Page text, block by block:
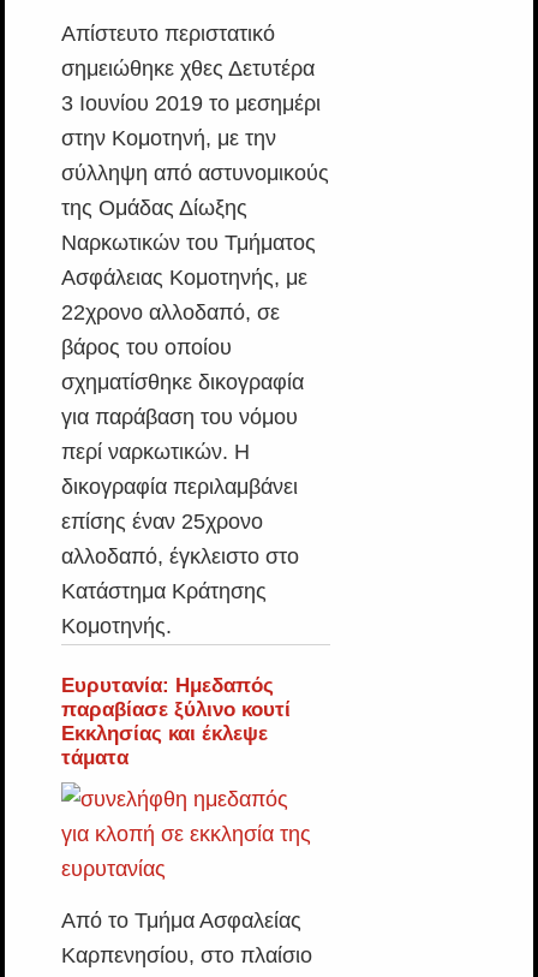
Απίστευτο περιστατικό
σημειώθηκε χθες Δετυτέρα
3 Ιουνίου 2019 το μεσημέρι
στην Κομοτηνή, με την
σύλληψη από αστυνομικούς
της Ομάδας Δίωξης
Ναρκωτικών του Τμήματος
Ασφάλειας Κομοτηνής, με
22χρονο αλλοδαπό, σε
βάρος του οποίου
σχηματίσθηκε δικογραφία
για παράβαση του νόμου
περί ναρκωτικών. Η
δικογραφία περιλαμβάνει
επίσης έναν 25χρονο
αλλοδαπό, έγκλειστο στο
Κατάστημα Κράτησης
Κομοτηνής.
Ευρυτανία: Ημεδαπός
παραβίασε ξύλινο κουτί
Εκκλησίας και έκλεψε
τάματα
Από το Τμήμα Ασφαλείας
Καρπενησίου, στο πλαίσιο